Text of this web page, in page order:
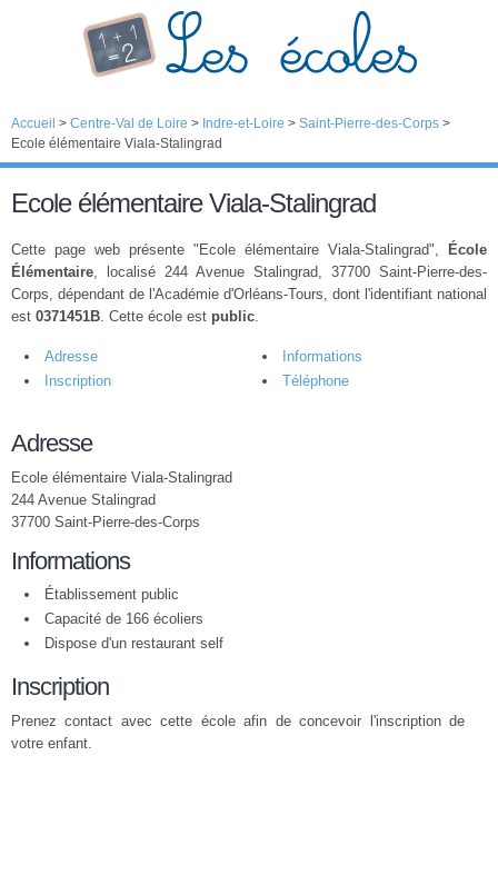
Accueil > Centre-Val de Loire > Indre-et-Loire > Saint-Pierre-des-Corps >
Ecole élémentaire Viala-Stalingrad
Ecole élémentaire Viala-Stalingrad
Cette page web présente "Ecole élémentaire Viala-Stalingrad",
École
Élémentaire, localisé 244 Avenue Stalingrad, 37700 Saint-Pierre-des-
Corps, dépendant de l'Académie d'Orléans-Tours, dont l'identifiant national
est 0371451B. Cette école est public.
Adresse
Informations
Inscription
Téléphone
Adresse
Ecole élémentaire Viala-Stalingrad
244 Avenue Stalingrad
37700 Saint-Pierre-des-Corps
Informations
Établissement public
Capacité de 166 écoliers
Dispose d'un restaurant self
Inscription
Prenez contact avec cette école afin de concevoir l'inscription de
votre enfant.